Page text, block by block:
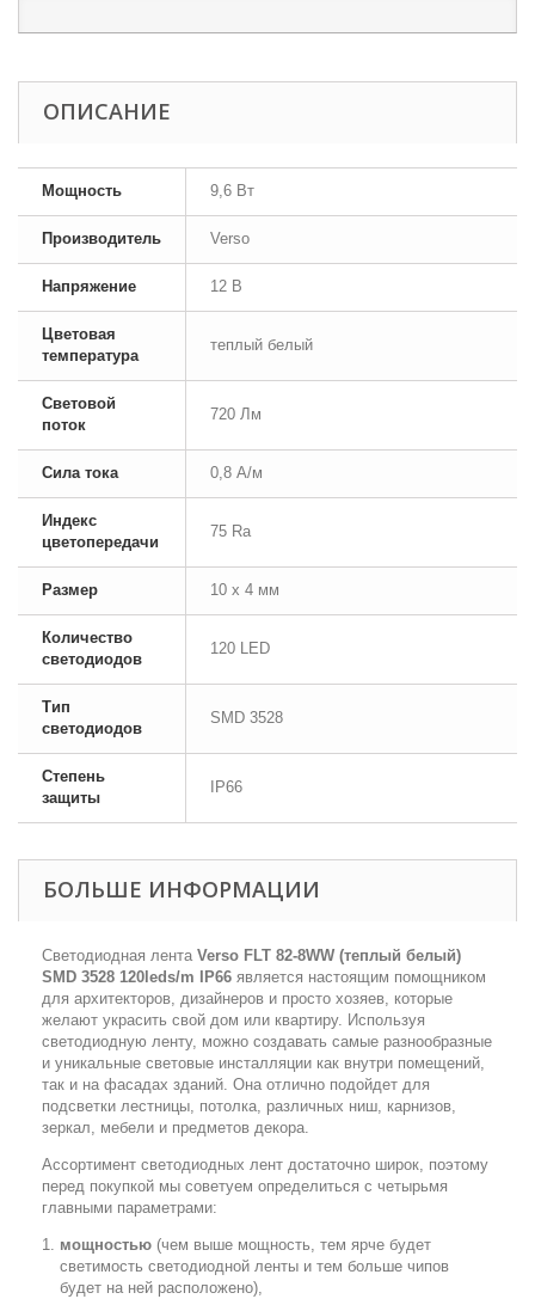
ОПИСАНИЕ
Мощность 9,6 Вт
Производитель Verso
Напряжение 12 В
Цветовая
температура
теплый белый
Световой
поток
720 Лм
Сила тока 0,8 А/м
Индекс
цветопередачи
75 Ra
Размер 10 x 4 мм
Количество
светодиодов
120 LED
Тип
светодиодов
SMD 3528
Степень
защиты
IP66
БОЛЬШЕ ИНФОРМАЦИИ
Светодиодная лента Verso FLT 82-8WW (теплый белый)
SMD 3528 120leds/m IP66 является настоящим помощником
для архитекторов, дизайнеров и просто хозяев, которые
желают украсить свой дом или квартиру. Используя
светодиодную ленту, можно создавать самые разнообразные
и уникальные световые инсталляции как внутри помещений,
так и на фасадах зданий. Она отлично подойдет для
подсветки лестницы, потолка, различных ниш, карнизов,
зеркал, мебели и предметов декора.
Ассортимент светодиодных лент достаточно широк, поэтому
перед покупкой мы советуем определиться с четырьмя
главными параметрами:
мощностью (чем выше мощность, тем ярче будет
светимость светодиодной ленты и тем больше чипов
будет на ней расположено),